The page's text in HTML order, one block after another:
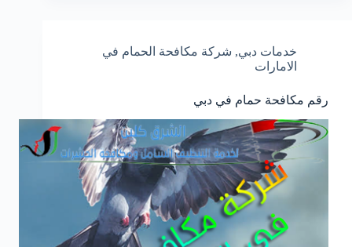
خدمات دبي, شركة مكافحة الحمام في
الامارات
رقم مكافحة حمام في دبي